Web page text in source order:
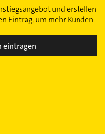
und erstellen
Eintrag, um mehr Kunden
eintragen